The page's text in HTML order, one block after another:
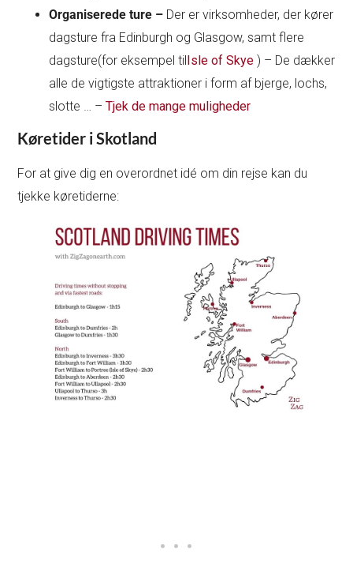
Organiserede ture – Der er virksomheder, der kører
dagsture fra Edinburgh og Glasgow, samt flere
dagsture(for eksempel tilIsle of Skye ) – De dækker
alle de vigtigste attraktioner i form af bjerge, lochs,
slotte … –Tjek de mange muligheder
Køretider i Skotland
For at give dig en overordnet idé om din rejse kan du
tjekke køretiderne: